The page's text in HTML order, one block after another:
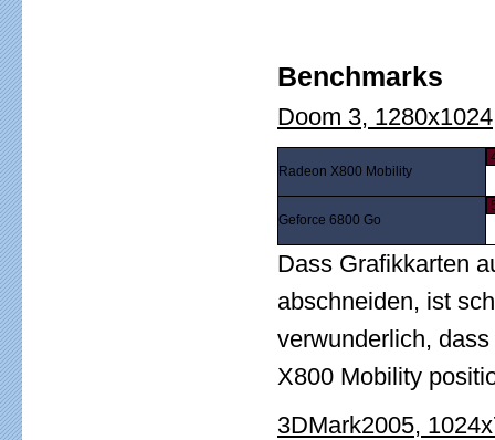
Benchmarks
Doom 3,
Radeon X800 Mobility
Geforce 6800 Go
Dass Grafikkarten
abschneiden, ist
verwunderlich,
X800 Mobility
3DMark2005,